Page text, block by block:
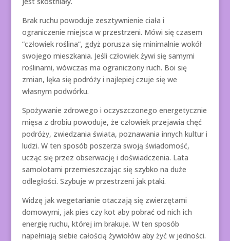
Brak ruchu powoduje zesztywnienie ciała i
ograniczenie miejsca w przestrzeni. Mówi się czasem
”człowiek roślina”, gdyż porusza się minimalnie wokół
swojego mieszkania. Jeśli człowiek żywi się samymi
roślinami, wówczas ma ograniczony ruch. Boi się
zmian, lęka się podróży i najlepiej czuje się we
własnym podwórku.
Spożywanie zdrowego i oczyszczonego energetycznie
mięsa z drobiu powoduje, że człowiek przejawia chęć
podróży, zwiedzania świata, poznawania innych kultur i
ludzi. W ten sposób poszerza swoją świadomość,
ucząc się przez obserwację i doświadczenia. Lata
samolotami przemieszczając się szybko na duże
odległości. Szybuje w przestrzeni jak ptaki.
Widzę jak wegetarianie otaczają się zwierzętami
domowymi, jak pies czy kot aby pobrać od nich ich
energię ruchu, której im brakuje. W ten sposób
napełniają siebie całością żywiołów aby żyć w jedności.